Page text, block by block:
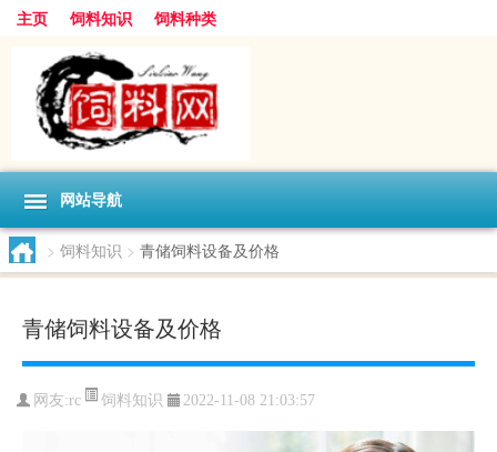
主页 饲料知识 饲料种类
网站导航
> 饲料知识 > 青储饲料设备及价格
青储饲料设备及价格
网友:rc 饲料知识 2022-11-08 21:03:57